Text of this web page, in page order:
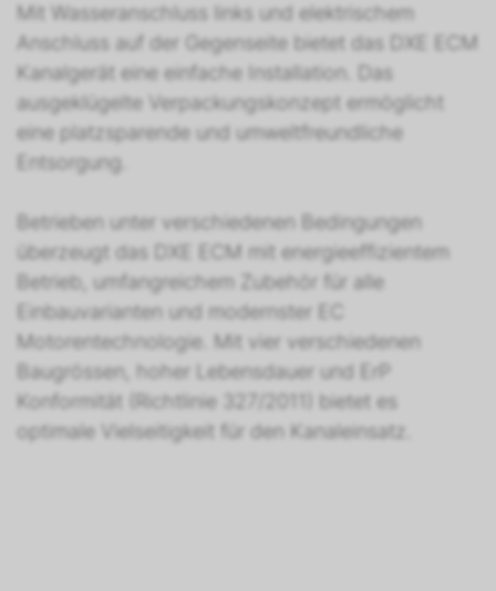
Mit Wasseranschluss links und elektrischem
Anschluss auf der Gegenseite bietet das DXE ECM
Kanalgerät eine einfache Installation. Das
ausgeklügelte Verpackungskonzept ermöglicht
eine platzsparende und umweltfreundliche
Entsorgung.
Betrieben unter verschiedenen Bedingungen
überzeugt das DXE ECM mit energieeffizientem
Betrieb, umfangreichem Zubehör für alle
Einbauvarianten und modernster EC
Motorentechnologie. Mit vier verschiedenen
Baugrössen, hoher Lebensdauer und ErP
Konformität (Richtlinie 327/2011) bietet es
optimale Vielseitigkeit für den Kanaleinsatz.